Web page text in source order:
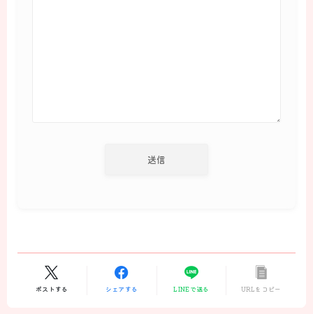
ポストする シェアする LINEで送る URLをコピー